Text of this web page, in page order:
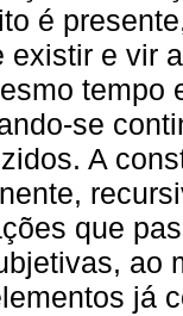
é
existir e vir
tempo
se
A
que
ao
já